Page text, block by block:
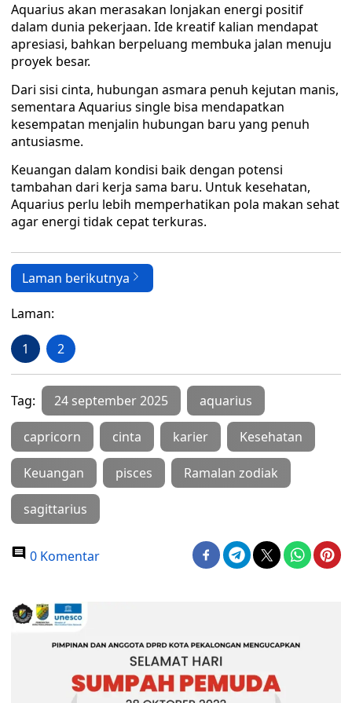
Aquarius akan merasakan lonjakan energi positif
dalam dunia pekerjaan. Ide kreatif kalian mendapat
apresiasi, bahkan berpeluang membuka jalan menuju
proyek besar.
Dari sisi cinta, hubungan asmara penuh kejutan manis,
sementara Aquarius single bisa mendapatkan
kesempatan menjalin hubungan baru yang penuh
antusiasme.
Keuangan dalam kondisi baik dengan potensi
tambahan dari kerja sama baru. Untuk kesehatan,
Aquarius perlu lebih memperhatikan pola makan sehat
agar energi tidak cepat terkuras.
Laman berikutnya
Laman:
1 2
Tag: 24 september 2025 aquarius
capricorn cinta karier Kesehatan
Keuangan pisces Ramalan zodiak
sagittarius
0 Komentar